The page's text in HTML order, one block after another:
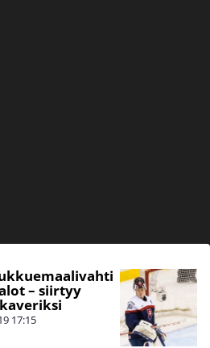
– siirtyy
17:15